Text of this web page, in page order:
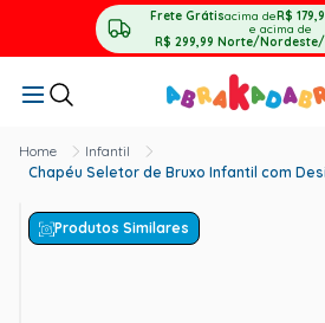
Frete Grátisacima deR$
e acima de
R$ 299,99 Norte/Nordeste/
Infantil
Chapéu Seletor de Bruxo Infantil com
Produtos Similares